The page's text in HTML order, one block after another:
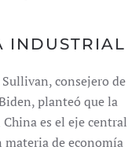
INDUSTRIAL
Sullivan, consejero de
planteó que la
es el eje central
materia de economía